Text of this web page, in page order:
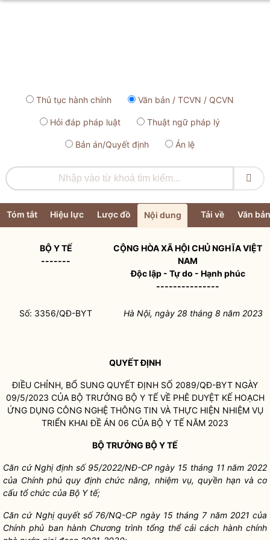
Thủ tục hành chính Văn bản / TCVN / QCVN
Hỏi đáp pháp luật Thuật ngữ pháp lý
Bản án/Quyết định Án lệ

Tóm tắt Hiệu lực Lược đồ Nội dung Tải về Văn
BỘ Y TẾ
-------
CỘNG HÒA XÃ HỘI CHỦ NGHĨA VIỆT
NAM
Độc lập - Tự do - Hạnh phúc
---------------
Số: 3356/QĐ-BYT Hà Nội, ngày 28 tháng 8 năm 2023
QUYẾT ĐỊNH
ĐIỀU CHỈNH, BỔ SUNG QUYẾT ĐỊNH SỐ 2089/QĐ-BYT NGÀY
09/5/2023 CỦA BỘ TRƯỞNG BỘ Y TẾ VỀ PHÊ DUYỆT KẾ HOẠCH
ỨNG DỤNG CÔNG NGHỆ THÔNG TIN VÀ THỰC HIỆN NHIỆM VỤ
TRIỂN KHAI ĐỀ ÁN 06 CỦA BỘ Y TẾ NĂM 2023
BỘ TRƯỞNG BỘ Y TẾ
Căn cứ Nghị định số 95/2022/NĐ-CP ngày 15 tháng 11 năm 2022
của Chính phủ quy định chức năng, nhiệm vụ, quyền hạn và cơ
cấu tổ chức của Bộ Y tế;
Căn cứ Nghị quyết số 76/NQ-CP ngày 15 tháng 7 năm 2021 của
Chính phủ ban hành Chương trình tổng thể cải cách hành chính